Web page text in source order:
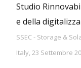
Studio
e della
SSEC - Storage &
Italy, 23 Settembre